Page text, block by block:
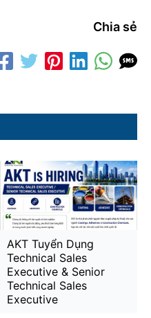
Chia sẻ
AKT Tuyển Dụng
Technical Sales
Executive & Senior
Technical Sales
Executive